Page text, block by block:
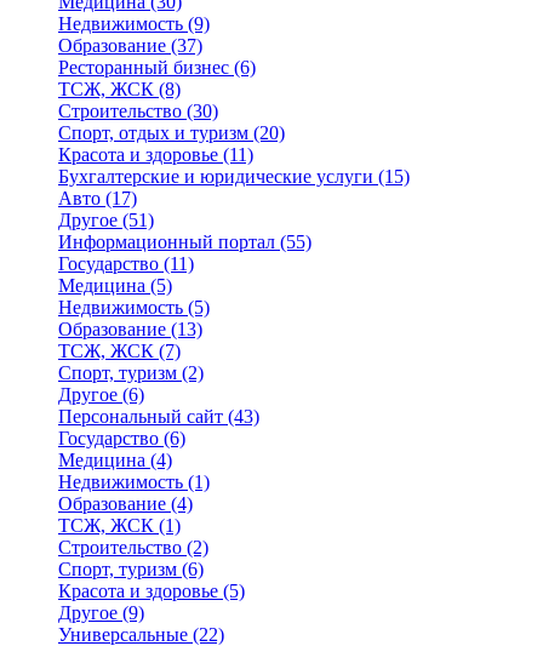
Недвижимость (9)
Образование (37)
Ресторанный бизнес (6)
ТСЖ, ЖСК (8)
Строительство (30)
Спорт, отдых и туризм (20)
Красота и здоровье (11)
Бухгалтерские и юридические услуги (15)
Авто (17)
Другое (51)
Информационный портал (55)
Государство (11)
Медицина (5)
Недвижимость (5)
Образование (13)
ТСЖ, ЖСК (7)
Спорт, туризм (2)
Другое (6)
Персональный сайт (43)
Государство (6)
Медицина (4)
Недвижимость (1)
Образование (4)
ТСЖ, ЖСК (1)
Строительство (2)
Спорт, туризм (6)
Красота и здоровье (5)
Другое (9)
Универсальные (22)